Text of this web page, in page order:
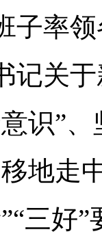
子率
记关
识”
地走
三好